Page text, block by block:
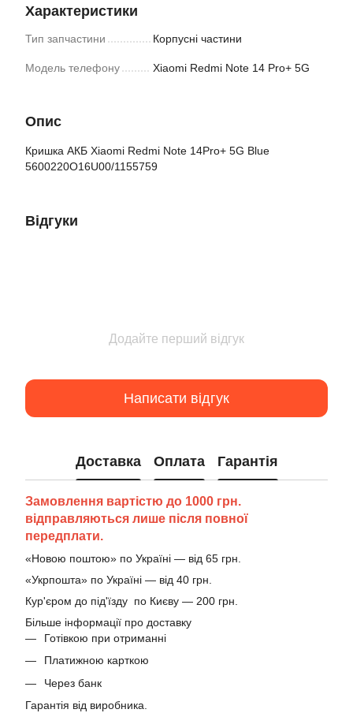
Характеристики
Тип запчастини Корпусні частини
Модель телефону Xiaomi Redmi Note 14 Pro+ 5G
Опис
Кришка АКБ Xiaomi Redmi Note 14Pro+ 5G Blue
5600220O16U00/1155759
Відгуки
Додайте перший відгук
Написати відгук
Доставка Оплата Гарантія
Замовлення вартістю до 1000 грн.
відправляються лише після повної
передплати.
«Новою поштою» по Україні — від 65 грн.
«Укрпошта» по Україні — від 40 грн.
Кур'єром до під'їзду по Києву — 200 грн.
Більше інформації про доставку
Готівкою при отриманні
Платижною карткою
Через банк
Гарантія від виробника.